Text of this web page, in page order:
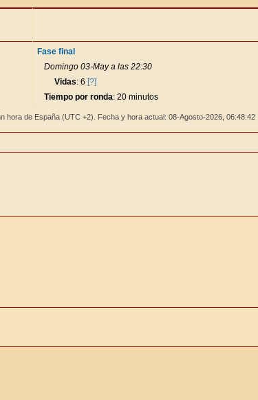
Fase final
Domingo 03-May a las 22:30
Vidas: 6 [?]
Tiempo por ronda: 20 minutos
hora de España (UTC +2). Fecha y hora actual: 08-Agosto-2026, 06:48:43